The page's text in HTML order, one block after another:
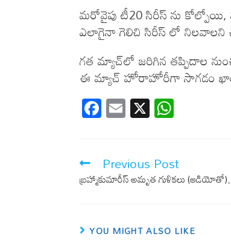
మరోవైపు టీ20 సిరీస్ ను కోల్పోయి,
ఎలాగైనా గెలిచి సిరీస్ లో నిలవాలని
గత మ్యాచ్‌లో జరిగిన తప్పిదాల
ఈ మ్యాచ్ హోరాహోరీగా సాగడం
F
ac
b
o
k
E
m
X
s
A
p
Previous Post
బ్రహ్మాకుమారీస్‌ అమృత గుళికలు
YOU MIGHT ALSO LIKE